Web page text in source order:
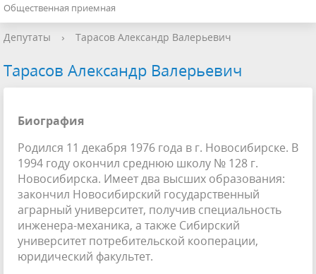
Общественная приемная
Депутаты › Тарасов Александр Валерьевич
Тарасов Александр Валерьевич
Биография
Родился 11 декабря 1976 года в г. Новосибирске. В
1994 году окончил среднюю школу № 128 г.
Новосибирска. Имеет два высших образования:
закончил Новосибирский государственный
аграрный университет, получив специальность
инженера-механика, а также Сибирский
университет потребительской кооперации,
юридический факультет.